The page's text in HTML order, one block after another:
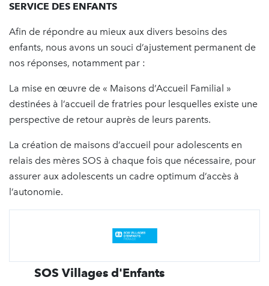
SERVICE DES ENFANTS
Afin de répondre au mieux aux divers besoins des
enfants, nous avons un souci d’ajustement permanent de
nos réponses, notamment par :
La mise en œuvre de « Maisons d’Accueil Familial »
destinées à l’accueil de fratries pour lesquelles existe une
perspective de retour auprès de leurs parents.
La création de maisons d’accueil pour adolescents en
relais des mères SOS à chaque fois que nécessaire, pour
assurer aux adolescents un cadre optimum d’accès à
l’autonomie.
SOS Villages d'Enfants